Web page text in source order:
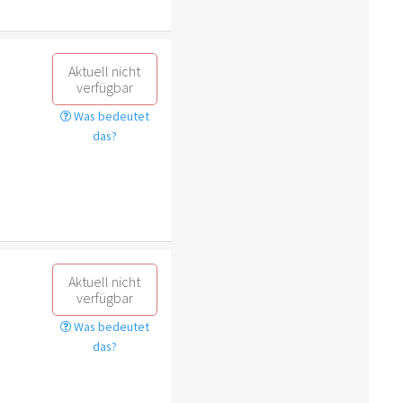
Aktuell nicht
verfügbar
Was bedeutet
das?
Aktuell nicht
verfügbar
Was bedeutet
das?